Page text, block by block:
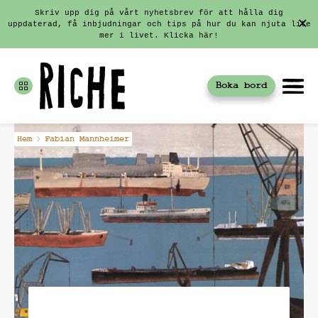
Fortsätt
till
innehållet
Skriv upp dig på vårt nyhetsbrev för att hålla dig
uppdaterad, få inbjudningar och tips på hur du kan njuta lite
mer i livet. Klicka här!
Boka bord
Hem Fabian Mannheimer